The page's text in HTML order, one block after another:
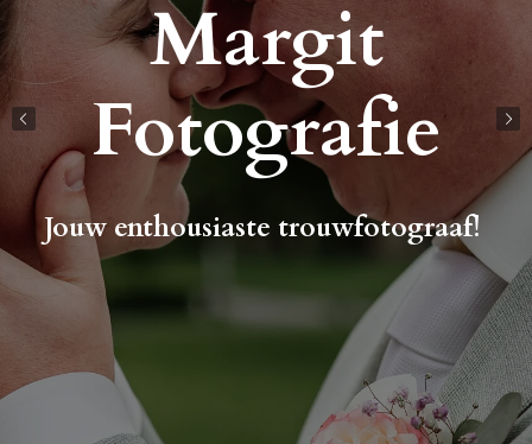
Margit
Fotografie
Jouw enthousiaste trouwfotograaf!